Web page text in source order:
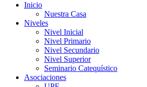
Inicio
Nuestra Casa
Niveles
Nivel Inicial
Nivel Primario
Nivel Secundario
Nivel Superior
Seminario Catequístico
Asociaciones